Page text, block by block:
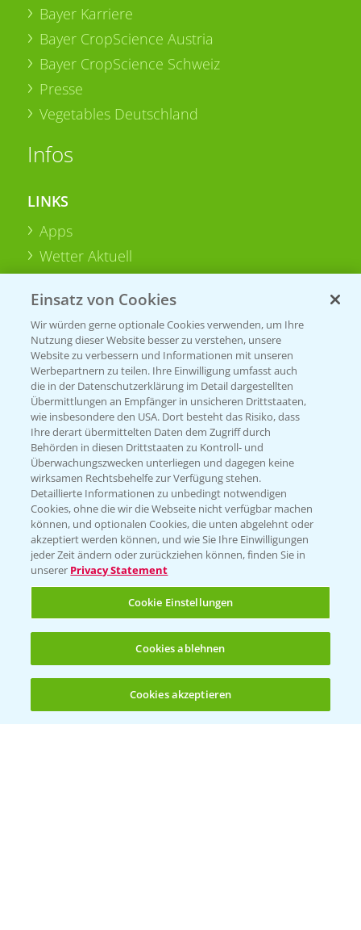
(noch 4)
Bayer Karriere
Bayer CropScience Austria
Bayer CropScience Schweiz
Presse
Vegetables Deutschland
Infos
LINKS
Apps
Wetter Aktuell
BROSCHÜREN
Ackerbau
Saatgut
Sonderkulturen
Verantwortung & Sorgfalt
PAMIRA - Packmittelrücknahme
Sammelstellen und Termine
PRE - Chemikalien sicher entsorgen
Sammelstellen und Termine
Kontakt & Notfall
Beratung auf WhatsApp
+49 (0)174 346 564 1
Einsatz von Cookies
Wir würden gerne optionale Cookies verwenden, um Ihre
Nutzung dieser Website besser zu verstehen, unsere
Website zu verbessern und Informationen mit unseren
Werbepartnern zu teilen. Ihre Einwilligung umfasst auch
die in der Datenschutzerklärung im Detail dargestellten
Übermittlungen an Empfänger in unsicheren Drittstaaten,
wie insbesondere den USA. Dort besteht das Risiko, dass
Ihre derart übermittelten Daten dem Zugriff durch
Behörden in diesen Drittstaaten zu Kontroll- und
Überwachungszwecken unterliegen und dagegen keine
wirksamen Rechtsbehelfe zur Verfügung stehen.
Detaillierte Informationen zu unbedingt notwendigen
Cookies, ohne die wir die Webseite nicht verfügbar machen
können, und optionalen Cookies, die unten abgelehnt oder
akzeptiert werden können, und wie Sie Ihre Einwilligungen
jeder Zeit ändern oder zurückziehen können, finden Sie in
unserer Privacy Statement
Cookie Einstellungen
Cookies ablehnen
Cookies akzeptieren